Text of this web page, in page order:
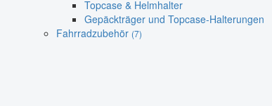
Topcase & Helmhalter
Gepäckträger und Topcase-Halterungen
Fahrradzubehör (7)